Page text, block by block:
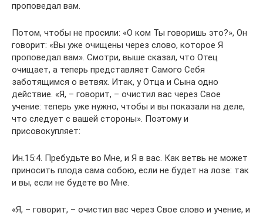
проповедал вам.
Потом, чтобы не просили: «О ком Ты говоришь это?», Он
говорит: «Вы уже очищены через слово, которое Я
проповедал вам». Смотри, выше сказал, что Отец
очищает, а теперь представляет Самого Себя
заботящимся о ветвях. Итак, у Отца и Сына одно
действие. «Я, – говорит, – очистил вас через Свое
учение: теперь уже нужно, чтобы и вы показали на деле,
что следует с вашей стороны». Поэтому и
присовокупляет:
Ин.15:4. Пребудьте во Мне, и Я в вас. Как ветвь не может
приносить плода сама собою, если не будет на лозе: так
и вы, если не будете во Мне.
«Я, – говорит, – очистил вас через Свое слово и учение, и